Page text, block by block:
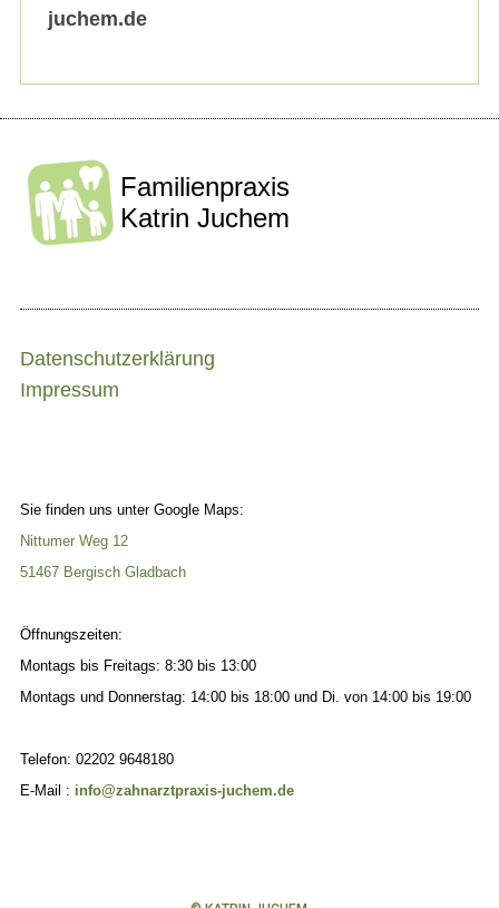
juchem.de
Familienpraxis
Katrin Juchem
Datenschutzerklärung
Impressum
Sie finden uns unter Google Maps:
Nittumer Weg 12
51467 Bergisch Gladbach
Öffnungszeiten:
Montags bis Freitags: 8:30 bis 13:00
Montags und Donnerstag: 14:00 bis 18:00 und Di. von 14:00 bis 19:00
Telefon: 02202 9648180
E-Mail : info@zahnarztpraxis-juchem.de